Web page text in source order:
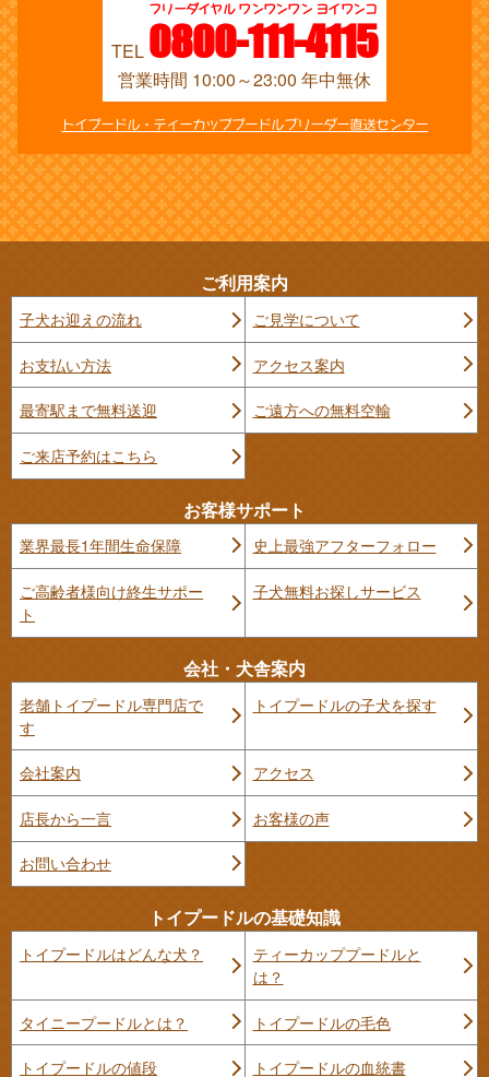
TEL 0800-111-4115
フリーダイヤル ワンワンワン ヨイワンコ
営業時間 10:00～23:00 年中無休
トイプードル・ティーカッププードルブリーダー直送センター
ご利用案内
子犬お迎えの流れ ご見学について
お支払い方法 アクセス案内
最寄駅まで無料送迎 ご遠方への無料空輸
ご来店予約はこちら
お客様サポート
業界最長1年間生命保障 史上最強アフターフォロー
ご高齢者様向け終生サポー
ト
子犬無料お探しサービス
会社・犬舎案内
老舗トイプードル専門店で
す
トイプードルの子犬を探す
会社案内 アクセス
店長から一言 お客様の声
お問い合わせ
トイプードルの基礎知識
トイプードルはどんな犬？
ティーカッププードルと
は？
タイニープードルとは？ トイプードルの毛色
トイプードルの値段 トイプードルの血統書